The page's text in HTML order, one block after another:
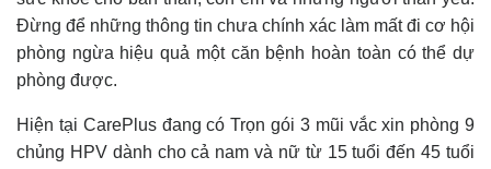
Đừng để những thông tin chưa chính xác làm mất đi cơ hội
phòng ngừa hiệu quả một căn bệnh hoàn toàn có thể dự
phòng được.
Hiện tại CarePlus đang có Trọn gói 3 mũi vắc xin phòng 9
chủng HPV dành cho cả nam và nữ từ 15 tuổi đến 45 tuổi